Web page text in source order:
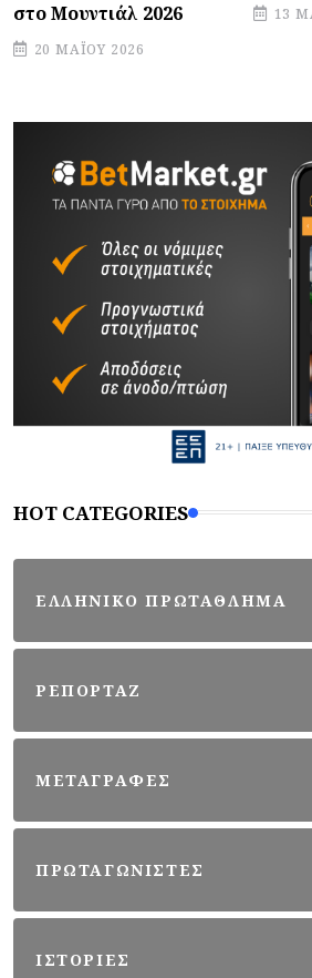
στο Μουντιάλ 2026
20 ΜΑΪ́ΟΥ 2026
13
HOT CATEGORIES
ΕΛΛΗΝΙΚΟ ΠΡΩΤΑΘΛΗΜΑ
ΡΕΠΟΡΤΑΖ
ΜΕΤΑΓΡΑΦΕΣ
ΠΡΩΤΑΓΩΝΙΣΤΕΣ
ΙΣΤΟΡΙΕΣ